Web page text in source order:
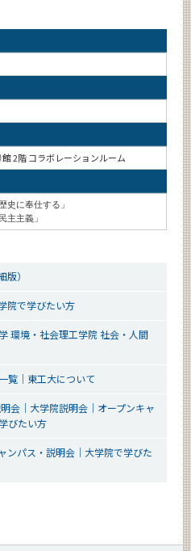
2階 コラボレーションルーム
史に奉仕する」
主主義」
）
院で学びたい方
環境・社会理工学院 社会・人間
覧｜東工大について
会｜大学院説明会｜オープンキャ
びたい方
ンパス・説明会｜大学院で学びた